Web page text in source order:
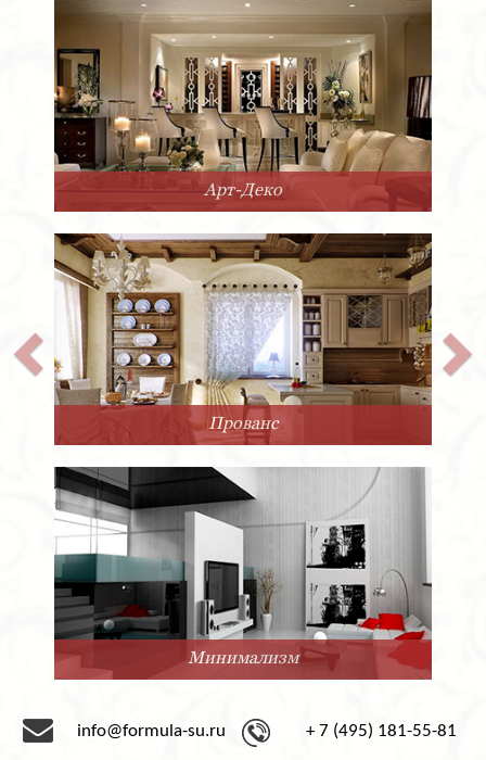
Арт-Деко
Прованс
Минимализм
info@formula-su.ru + 7 (495) 181-55-81